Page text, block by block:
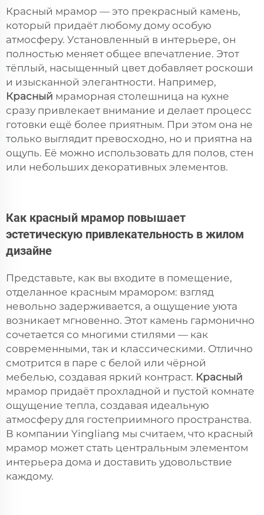
Красный мрамор — это прекрасный камень,
который придаёт любому дому особую
атмосферу. Установленный в интерьере, он
полностью меняет общее впечатление. Этот
тёплый, насыщенный цвет добавляет роскоши
и изысканной элегантности. Например,
Красный мраморная столешница на кухне
сразу привлекает внимание и делает процесс
готовки ещё более приятным. При этом она не
только выглядит превосходно, но и приятна на
ощупь. Её можно использовать для полов, стен
или небольших декоративных элементов.
Как красный мрамор повышает
эстетическую привлекательность в жилом
дизайне
Представьте, как вы входите в помещение,
отделанное красным мрамором: взгляд
невольно задерживается, а ощущение уюта
возникает мгновенно. Этот камень гармонично
сочетается со многими стилями — как
современными, так и классическими. Отлично
смотрится в паре с белой или чёрной
мебелью, создавая яркий контраст. Красный
мрамор придаёт прохладной и пустой комнате
ощущение тепла, создавая идеальную
атмосферу для гостеприимного пространства.
В компании Yingliang мы считаем, что красный
мрамор может стать центральным элементом
интерьера дома и доставить удовольствие
каждому.